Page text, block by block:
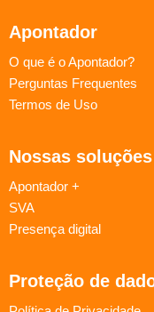
Apontador
O que é o Apontador?
Perguntas Frequentes
Termos de Uso
Nossas soluções
Apontador +
SVA
Presença digital
Proteção de